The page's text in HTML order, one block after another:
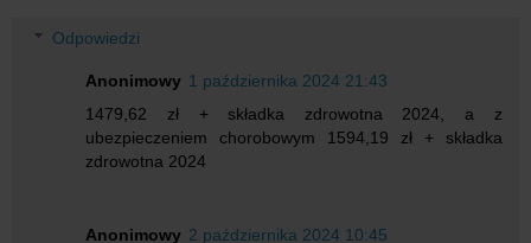
Odpowiedzi
Anonimowy 1 października 2024 21:43
1479,62 zł + składka zdrowotna 2024, a z
ubezpieczeniem chorobowym 1594,19 zł + składka
zdrowotna 2024
Anonimowy 2 października 2024 10:45